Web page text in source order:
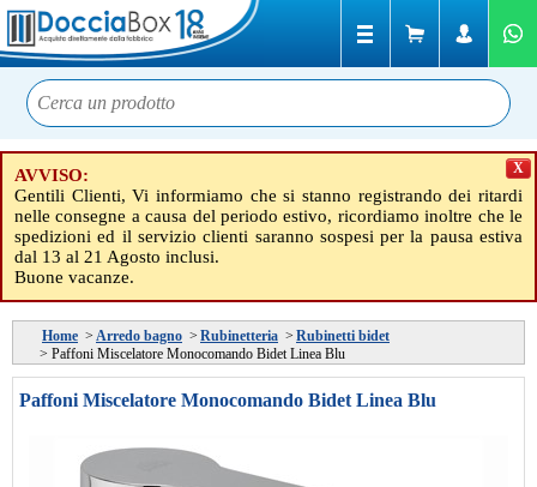
AVVISO:
Gentili Clienti, Vi informiamo che si stanno registrando dei ritardi
nelle consegne a causa del periodo estivo, ricordiamo inoltre che le
spedizioni ed il servizio clienti saranno sospesi per la pausa estiva
dal 13 al 21 Agosto inclusi.
Buone vacanze.
X
Home > Arredo bagno > Rubinetteria > Rubinetti bidet
> Paffoni Miscelatore Monocomando Bidet Linea Blu
Paffoni Miscelatore Monocomando Bidet Linea Blu